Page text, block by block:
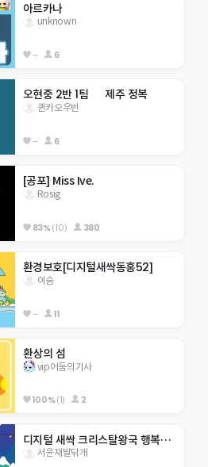
아르카나
unknown
-- 6
오현중 2반 1팀      제주 정복
퀸카오우빈
-- 6
[공포] Miss Ive.
Rosig
83%(10) 380
환경보호[디지털새싹동홍52]
이숨
-- 11
환상의 섬
vip어둠의기사
100%(1) 2
디지털 새싹 크리스탈왕국 행복초 5-8 응애~~
서윤재발닦개